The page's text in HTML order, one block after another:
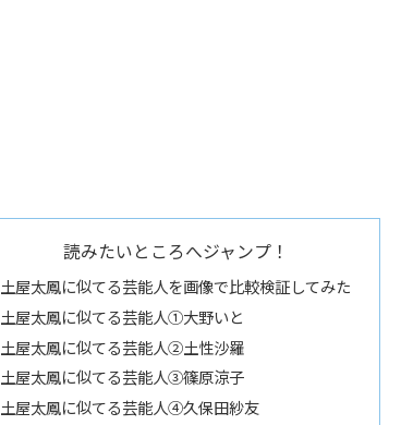
読みたいところへジャンプ！
土屋太鳳に似てる芸能人を画像で比較検証してみた
土屋太鳳に似てる芸能人①大野いと
土屋太鳳に似てる芸能人②土性沙羅
土屋太鳳に似てる芸能人③篠原涼子
土屋太鳳に似てる芸能人④久保田紗友